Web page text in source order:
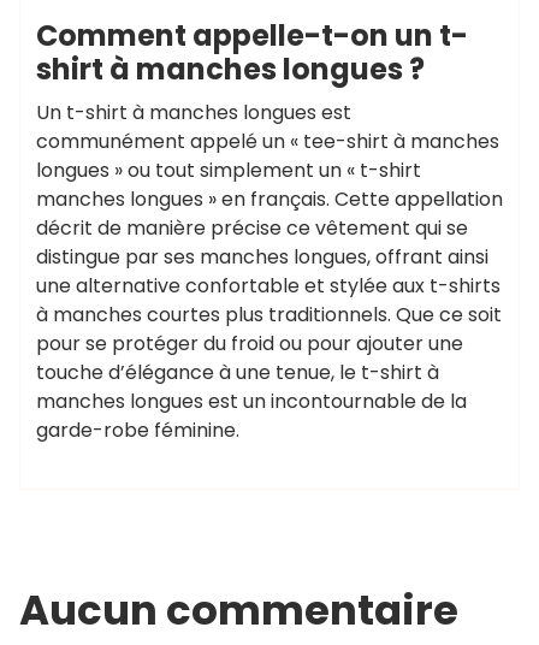
Comment appelle-t-on un t-
shirt à manches longues ?
Un t-shirt à manches longues est
communément appelé un « tee-shirt à manches
longues » ou tout simplement un « t-shirt
manches longues » en français. Cette appellation
décrit de manière précise ce vêtement qui se
distingue par ses manches longues, offrant ainsi
une alternative confortable et stylée aux t-shirts
à manches courtes plus traditionnels. Que ce soit
pour se protéger du froid ou pour ajouter une
touche d’élégance à une tenue, le t-shirt à
manches longues est un incontournable de la
garde-robe féminine.
Aucun commentaire